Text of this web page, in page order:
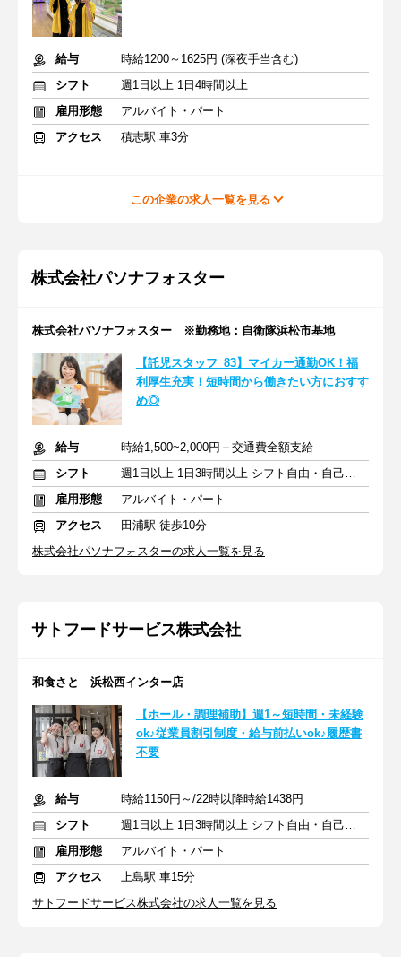
給与
時給1200～1625円 (深夜手当含む)
シフト
週1日以上 1日4時間以上
雇用形態
アルバイト・パート
アクセス
積志駅 車3分
この企業の求人一覧を見る
株式会社パソナフォスター
株式会社パソナフォスター ※勤務地：自衛隊浜松市基地
【託児スタッフ_83】マイカー通勤OK！福
利厚生充実！短時間から働きたい方におすす
め◎
給与
時給1,500~2,000円＋交通費全額支給
シフト
週1日以上 1日3時間以上 シフト自由・自己申告
雇用形態
アルバイト・パート
アクセス
田浦駅 徒歩10分
株式会社パソナフォスターの求人一覧を見る
サトフードサービス株式会社
和食さと 浜松西インター店
【ホール・調理補助】週1～短時間・未経験
ok♪従業員割引制度・給与前払いok♪履歴書
不要
給与
時給1150円～/22時以降時給1438円
シフト
週1日以上 1日3時間以上 シフト自由・自己申告
雇用形態
アルバイト・パート
アクセス
上島駅 車15分
サトフードサービス株式会社の求人一覧を見る